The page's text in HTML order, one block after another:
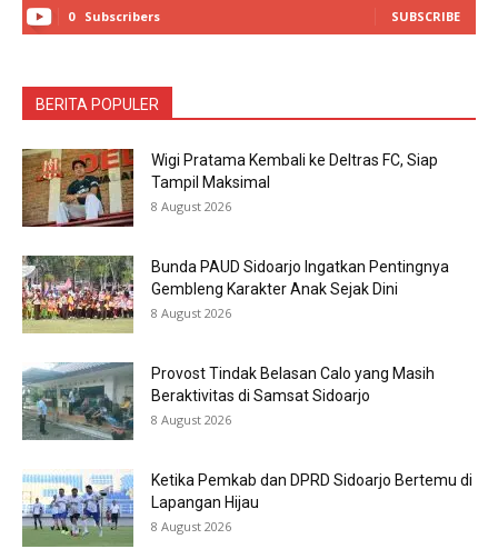
0 Subscribers SUBSCRIBE
BERITA POPULER
Wigi Pratama Kembali ke Deltras FC, Siap
Tampil Maksimal
8 August 2026
Bunda PAUD Sidoarjo Ingatkan Pentingnya
Gembleng Karakter Anak Sejak Dini
8 August 2026
Provost Tindak Belasan Calo yang Masih
Beraktivitas di Samsat Sidoarjo
8 August 2026
Ketika Pemkab dan DPRD Sidoarjo Bertemu di
Lapangan Hijau
8 August 2026